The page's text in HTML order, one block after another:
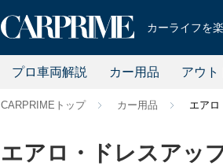
カーライフを
プロ車両解説 カー用品 アウト
CARPRIMEトップ カー用品 エアロ
エアロ・ドレスアッ